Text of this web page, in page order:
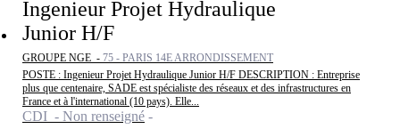
Ingenieur Projet Hydraulique
Junior H/F
GROUPE NGE - 75 - PARIS 14E ARRONDISSEMENT
POSTE : Ingenieur Projet Hydraulique Junior H/F DESCRIPTION : Entreprise
plus que centenaire, SADE est spécialiste des réseaux et des infrastructures en
France et à l'international (10 pays). Elle...
CDI - Non renseigné